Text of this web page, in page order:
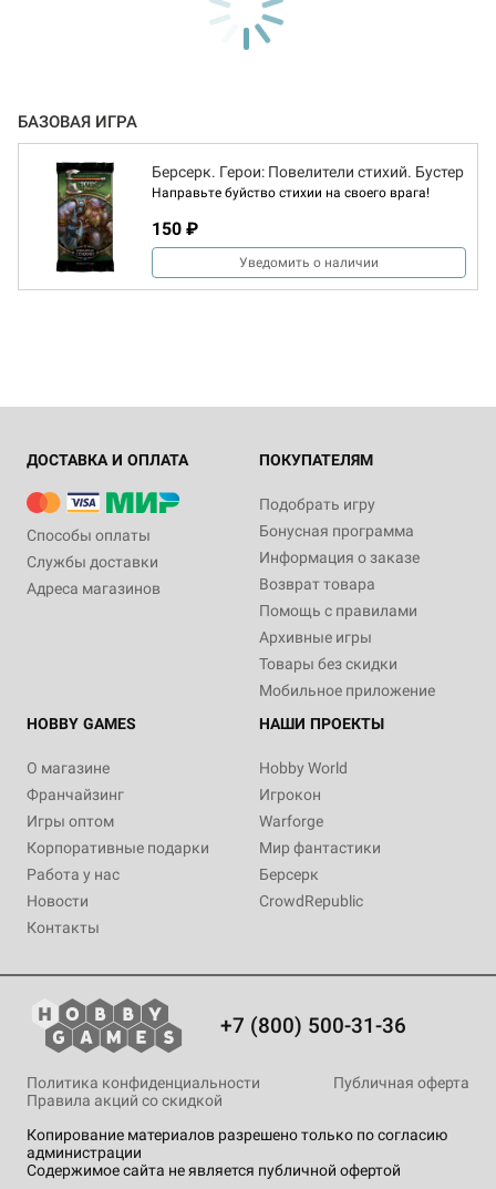
БАЗОВАЯ ИГРА
Берсерк. Герои: Повелители стихий. Бустер
Направьте буйство стихии на своего врага!
150 ₽
Уведомить о наличии
ДОСТАВКА И ОПЛАТА
Способы оплаты
Службы доставки
Адреса магазинов
ПОКУПАТЕЛЯМ
Подобрать игру
Бонусная программа
Информация о заказе
Возврат товара
Помощь с правилами
Архивные игры
Товары без скидки
Мобильное приложение
HOBBY GAMES
О магазине
Франчайзинг
Игры оптом
Корпоративные подарки
Работа у нас
Новости
Контакты
НАШИ ПРОЕКТЫ
Hobby World
Игрокон
Warforge
Мир фантастики
Берсерк
CrowdRepublic
+7 (800) 500-31-36
Копирование материалов разрешено только по согласию
администрации
Содержимое сайта не является публичной офертой
Политика конфиденциальности
Публичная оферта
Правила акций со скидкой